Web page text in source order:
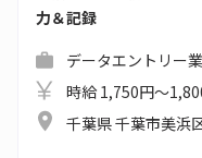
力＆記録
データエントリー
時給 1,750円～
千葉県 千葉市美浜